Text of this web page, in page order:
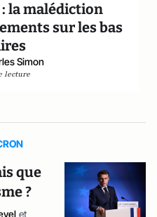
la malédiction
sur les bas
Simon
lecture
que
?
et